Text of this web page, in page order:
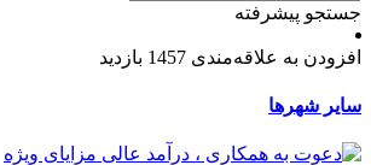
جستجو پیشرفته
افزودن به علاقه‌مندی 1457 بازدید
سایر شهرها